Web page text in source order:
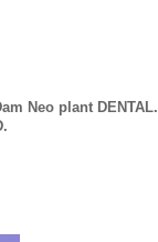
Neo plant DENTAL.